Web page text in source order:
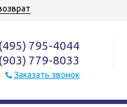
795-4044
779-8033
Заказать звонок